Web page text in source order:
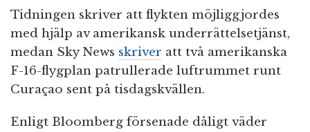
Tidningen skriver att flykten möjliggjordes
med hjälp av amerikansk underrättelsetjänst,
medan Sky News skriver att två amerikanska
F-16-flygplan patrullerade luftrummet runt
Curaçao sent på tisdagskvällen.
Enligt Bloomberg försenade dåligt väder